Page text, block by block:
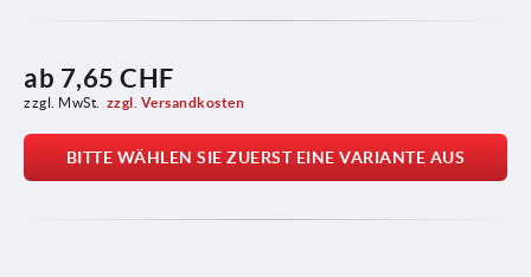
ab 7,65 CHF
zzgl. MwSt. zzgl. Versandkosten
BITTE WÄHLEN SIE ZUERST EINE VARIANTE AUS